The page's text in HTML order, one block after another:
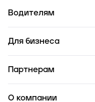
Водителям
Для бизнеса
Партнерам
О компании